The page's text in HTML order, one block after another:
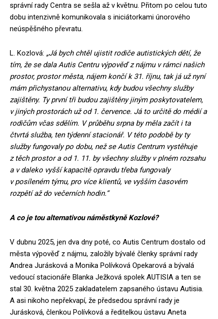
správní rady Centra se sešla až v květnu. Přitom po celou tuto
dobu intenzivně komunikovala s iniciátorkami únorového
neúspěšného převratu.
L. Kozlová: „Já bych chtěl ujistit rodiče autistických dětí, že
tím, že se dala Autis Centru výpověď z nájmu v rámci našich
prostor, prostor města, nájem končí k 31. říjnu, tak já už nyní
mám přichystanou alternativu, kdy budou všechny služby
zajištěny. Ty první tři budou zajištěny jiným poskytovatelem,
v jiných prostorách už od 1. července. Já to určitě do médií a
rodičům včas sdělím. V průběhu srpna by měla začít i ta
čtvrtá služba, ten týdenní stacionář. V této podobě by ty
služby fungovaly po dobu, než se Autis Centrum vystěhuje
z těch prostor a od 1. 11. by všechny služby v plném rozsahu
a v daleko vyšší kapacitě opravdu třeba fungovaly
v posíleném týmu, pro více klientů, ve vyšším časovém
rozpětí až do večerních hodin.“
A co je tou alternativou náměstkyně Kozlové?
V dubnu 2025, jen dva dny poté, co Autis Centrum dostalo od
města výpověď z nájmu, založily bývalé členky správní rady
Andrea Jurásková a Monika Polívková Opekarová a bývalá
vedoucí stacionáře Blanka Ježková spolek AUTISIA a ten se
stal 30. května 2025 zakladatelem zapsaného ústavu Autisia.
A asi nikoho nepřekvapí, že předsedou správní rady je
Jurásková, členkou Polívková a ředitelkou ústavu Aneta